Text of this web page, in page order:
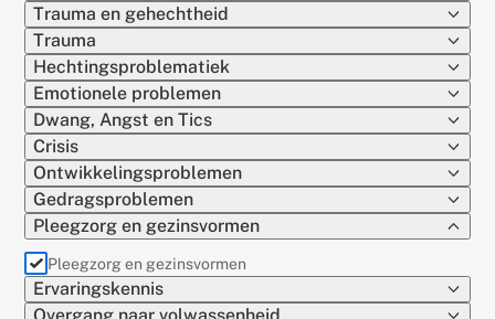
Trauma en gehechtheid
Trauma
Hechtingsproblematiek
Emotionele problemen
Dwang, Angst en Tics
Crisis
Ontwikkelingsproblemen
Gedragsproblemen
Pleegzorg en gezinsvormen
Pleegzorg en gezinsvormen
(actief)
Ervaringskennis
Overgang naar volwassenheid